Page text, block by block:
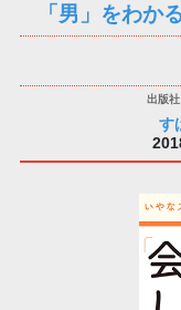
「男」をわか
す